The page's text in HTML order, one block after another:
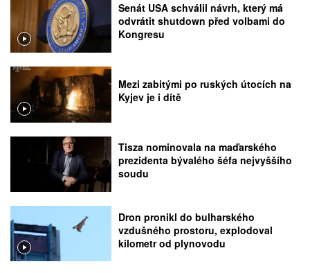
Senát USA schválil návrh, který má
odvrátit shutdown před volbami do
Kongresu
Mezi zabitými po ruských útocích na
Kyjev je i dítě
Tisza nominovala na maďarského
prezidenta bývalého šéfa nejvyššího
soudu
Dron pronikl do bulharského
vzdušného prostoru, explodoval
kilometr od plynovodu